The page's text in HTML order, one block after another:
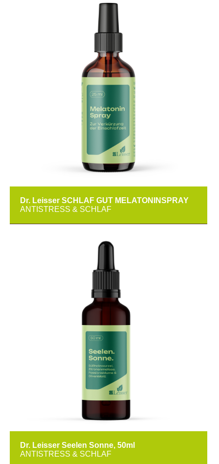
Dr. Leisser SCHLAF GUT MELATONINSPRAY
ANTISTRESS & SCHLAF
Dr. Leisser Seelen Sonne, 50ml
ANTISTRESS & SCHLAF